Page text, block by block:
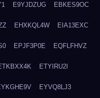
E9YJDZUG EBKES9OC
EHXKQL4W EIA13EXC
EPJF3P0E EQFLFHVZ
ETYIRU2I
EYVQ8LJ3